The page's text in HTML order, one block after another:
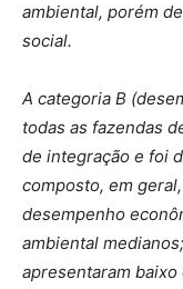
ambiental, porém
social.
A categoria B
todas as fazendas
de integração e foi
composto, em
desempenho
ambiental
apresentaram